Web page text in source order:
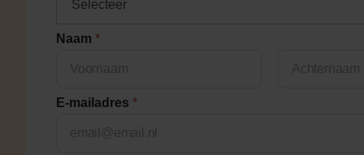
Naam *
E-mailadres *